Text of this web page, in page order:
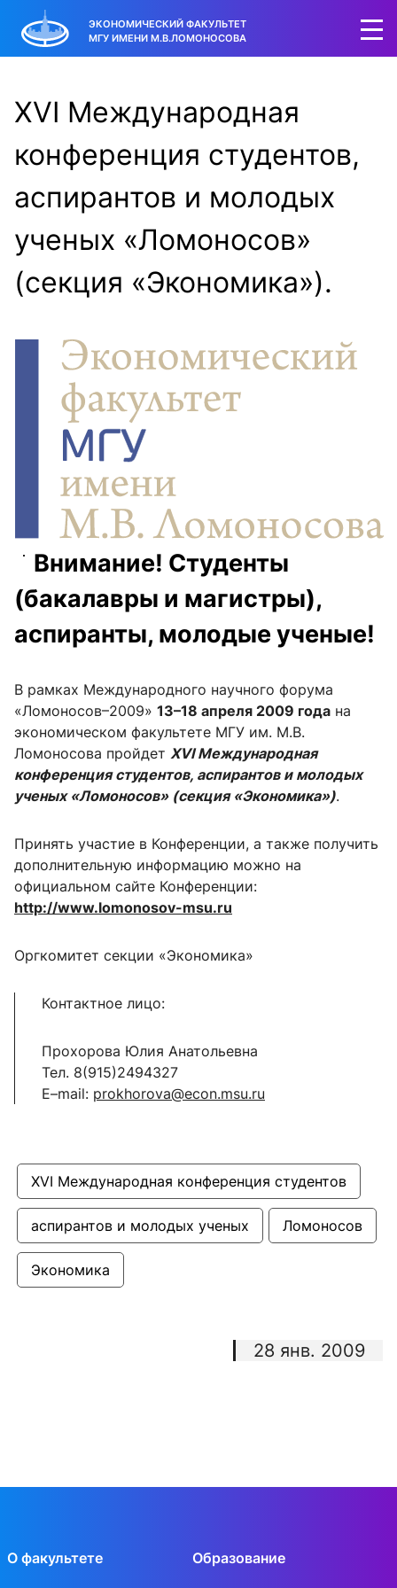
ЭКОНОМИЧЕСКИЙ ФАКУЛЬТЕТ
МГУ ИМЕНИ М.В.ЛОМОНОСОВА
XVI Международная
конференция студентов,
аспирантов и молодых
ученых «Ломоносов»
(секция «Экономика»).
Внимание! Студенты
(бакалавры и магистры),
аспиранты, молодые ученые!
В рамках Международного научного форума
«Ломоносов–2009» 13–18 апреля 2009 года на
экономическом факультете МГУ им. М.В.
Ломоносова пройдет XVI Международная
конференция студентов, аспирантов и молодых
ученых «Ломоносов» (секция «Экономика»).
Принять участие в Конференции, а также получить
дополнительную информацию можно на
официальном сайте Конференции:
http://www.lomonosov-msu.ru
Оргкомитет секции «Экономика»
Контактное лицо:
Прохорова Юлия Анатольевна
Тел. 8(915)2494327
E–mail: prokhorova@econ.msu.ru
XVI Международная конференция студентов
аспирантов и молодых ученых Ломоносов
Экономика
28 янв. 2009
О факультете Образование